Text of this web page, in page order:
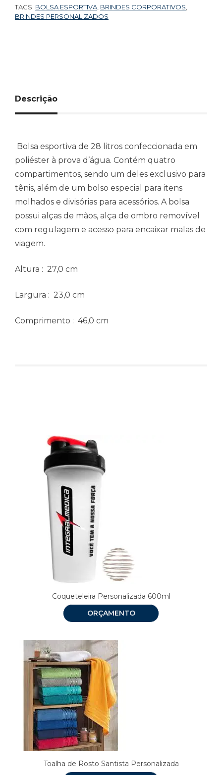
TAGS: BOLSA ESPORTIVA BRINDES CORPORATIVOS
BRINDES PERSONALIZADOS
Descrição
Bolsa esportiva de 28 litros confeccionada em
poliéster à prova d’água. Contém quatro
compartimentos, sendo um deles exclusivo para
tênis, além de um bolso especial para itens
molhados e divisórias para acessórios. A bolsa
possui alças de mãos, alça de ombro removível
com regulagem e acesso para encaixar malas de
viagem.
Altura : 27,0 cm
Largura : 23,0 cm
Comprimento : 46,0 cm
Coqueteleira Personalizada 600ml
ORÇAMENTO
Toalha de Rosto Santista Personalizada